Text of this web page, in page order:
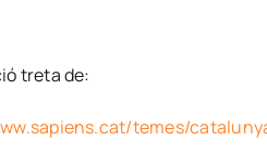
treta de:
temes/